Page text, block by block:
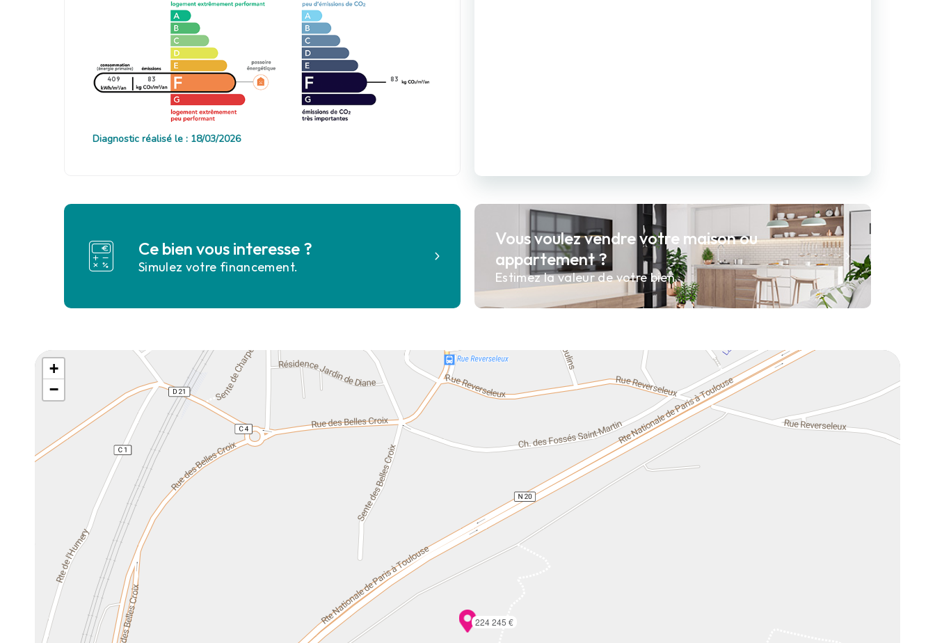
409 83 83
Diagnostic réalisé le : 18/03/2026
Ce bien vous interesse ?
Simulez votre financement.
Vous voulez vendre votre maison ou
appartement ?
Estimez la valeur de votre bien.
224 245 €
+
−